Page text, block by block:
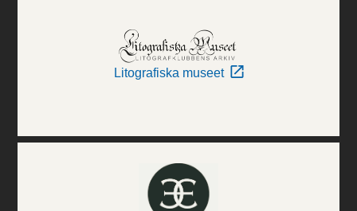
Litografiska museet